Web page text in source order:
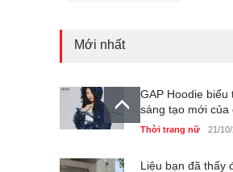
Mới nhất
GAP Hoodie biểu
sáng tạo mới của
Thời trang nữ 21/
Liệu bạn đã thấy